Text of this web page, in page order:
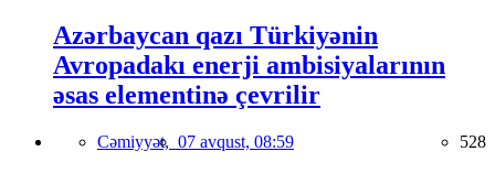
Azərbaycan qazı Türkiyənin
Avropadakı enerji ambisiyalarının
əsas elementinə çevrilir
Cəmiyyət, 07 avqust, 08:59 528